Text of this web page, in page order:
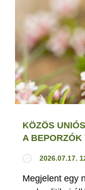
KÖZÖS
A BEPORZÓK
2026.07.17.
Megjelent egy